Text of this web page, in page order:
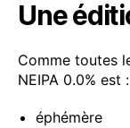
Une
Comme toutes
NEIPA 0.0% est :
éphémère